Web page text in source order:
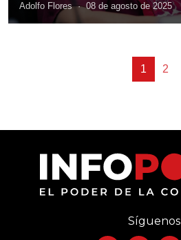
Adolfo Flores· 08 de agosto de 2025
1 2
Síguenos